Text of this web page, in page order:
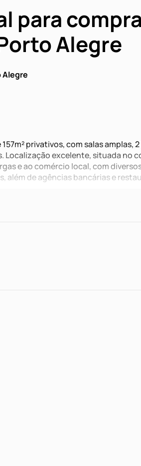
para
Alegre
Alegre
privativos, com salas amplas,
Localização excelente, situada no
e ao comércio local, com
além de agências bancárias e